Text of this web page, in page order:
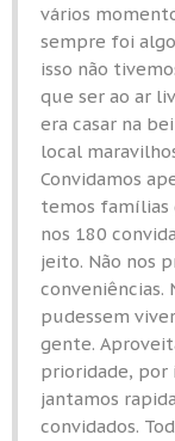
vários
sempre foi
isso não
que ser ao ar
era casar na
local
Convidamos
temos famílias
nos 180
jeito. Não nos
conveniências.
pudessem
gente.
prioridade, por
jantamos
convidados.